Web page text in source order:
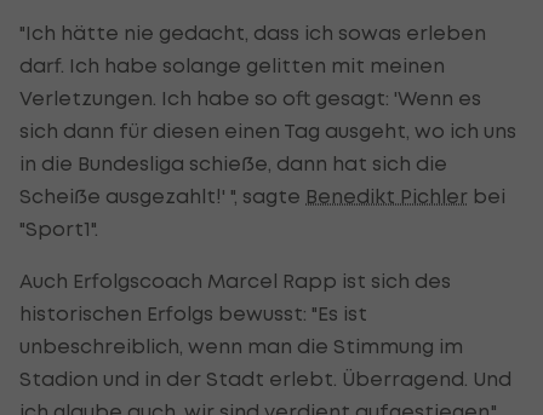
"Ich hätte nie gedacht, dass ich sowas erleben
darf. Ich habe solange gelitten mit meinen
Verletzungen. Ich habe so oft gesagt: 'Wenn es
sich dann für diesen einen Tag ausgeht, wo ich uns
in die Bundesliga schieße, dann hat sich die
Scheiße ausgezahlt!' ", sagte Benedikt Pichler bei
"Sport1".
Auch Erfolgscoach Marcel Rapp ist sich des
historischen Erfolgs bewusst: "Es ist
unbeschreiblich, wenn man die Stimmung im
Stadion und in der Stadt erlebt. Überragend. Und